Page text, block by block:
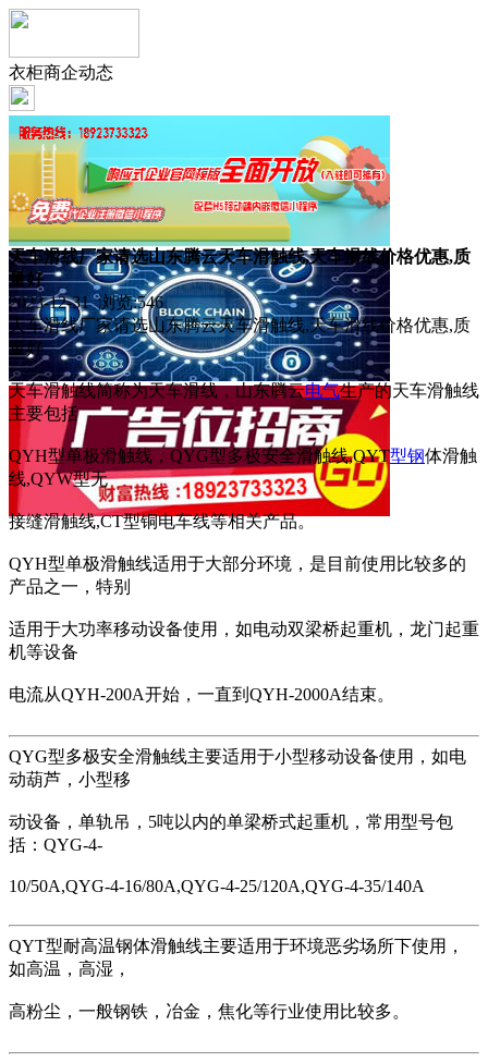
衣柜商企动态
天车滑线厂家请选山东腾云天车滑触线,天车滑线价格优惠,质
量好
2023-12-31 浏览:546
天车滑线厂家请选山东腾云天车滑触线,天车滑线价格优惠,质
量好
天车滑触线简称为天车滑线，山东腾云电气生产的天车滑触线
主要包括
QYH型单极滑触线，QYG型多极安全滑触线,QYT型钢体滑触
线,QYW型无
接缝滑触线,CT型铜电车线等相关产品。
QYH型单极滑触线适用于大部分环境，是目前使用比较多的
产品之一，特别
适用于大功率移动设备使用，如电动双梁桥起重机，龙门起重
机等设备
电流从QYH-200A开始，一直到QYH-2000A结束。
QYG型多极安全滑触线主要适用于小型移动设备使用，如电
动葫芦，小型移
动设备，单轨吊，5吨以内的单梁桥式起重机，常用型号包
括：QYG-4-
10/50A,QYG-4-16/80A,QYG-4-25/120A,QYG-4-35/140A
QYT型耐高温钢体滑触线主要适用于环境恶劣场所下使用，
如高温，高湿，
高粉尘，一般钢铁，冶金，焦化等行业使用比较多。